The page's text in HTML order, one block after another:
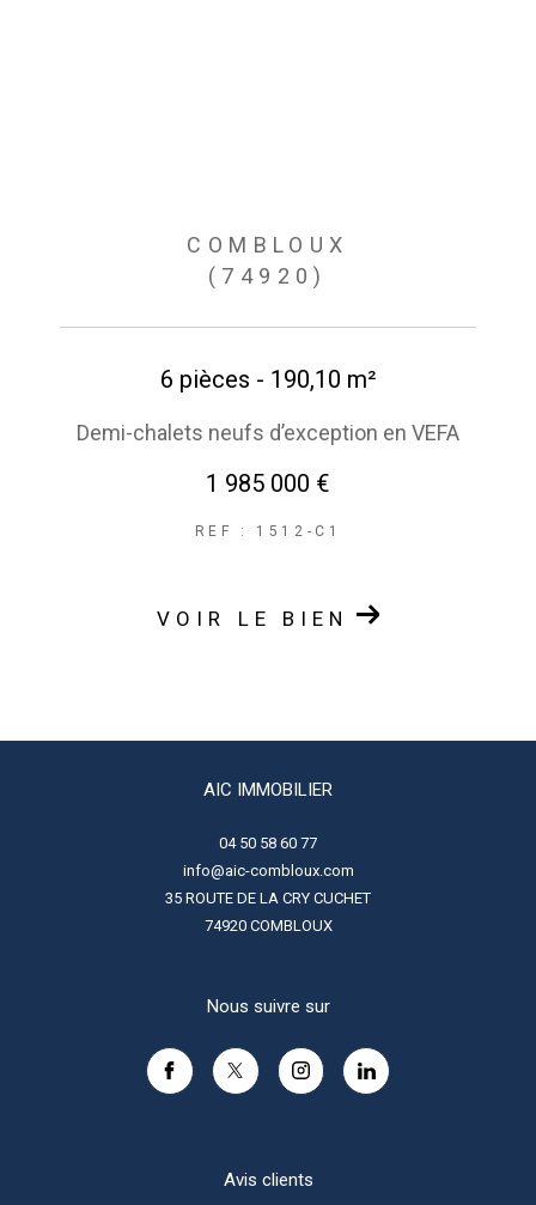
COMBLOUX
(74920)
6 pièces - 190,10 m²
Demi-chalets neufs d’exception en VEFA
1 985 000 €
REF : 1512-C1
VOIR LE BIEN
AIC IMMOBILIER
04 50 58 60 77
info@aic-combloux.com
35 ROUTE DE LA CRY CUCHET
74920
COMBLOUX
Nous suivre sur
Avis clients